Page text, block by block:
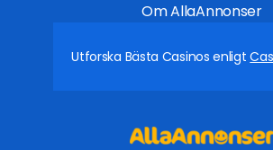
Om AllaAnnonser
Utforska Bästa Casinos enligt